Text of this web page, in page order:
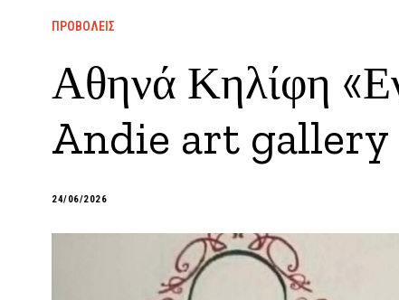
ΠΡΟΒΟΛΕΙΣ
Αθηνά Κηλίφη
Andie art gallery
24/06/2026